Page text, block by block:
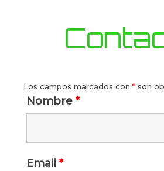
Los campos marcados con * son
Nombre *
Email *